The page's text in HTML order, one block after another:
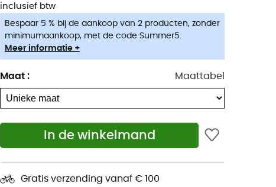
inclusief btw
Bespaar 5 % bij de aankoop van 2 producten, zonder
minimumaankoop, met de code Summer5.
Meer informatie +
Maat : Maattabel
In de winkelmand
Gratis verzending vanaf € 100